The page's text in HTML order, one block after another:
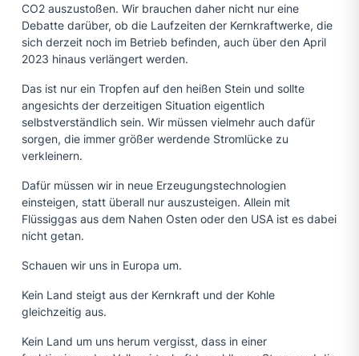
CO2 auszustoßen. Wir brauchen daher nicht nur eine
Debatte darüber, ob die Laufzeiten der Kernkraftwerke, die
sich derzeit noch im Betrieb befinden, auch über den April
2023 hinaus verlängert werden.
Das ist nur ein Tropfen auf den heißen Stein und sollte
angesichts der derzeitigen Situation eigentlich
selbstverständlich sein. Wir müssen vielmehr auch dafür
sorgen, die immer größer werdende Stromlücke zu
verkleinern.
Dafür müssen wir in neue Erzeugungstechnologien
einsteigen, statt überall nur auszusteigen. Allein mit
Flüssiggas aus dem Nahen Osten oder den USA ist es dabei
nicht getan.
Schauen wir uns in Europa um.
Kein Land steigt aus der Kernkraft und der Kohle
gleichzeitig aus.
Kein Land um uns herum vergisst, dass in einer